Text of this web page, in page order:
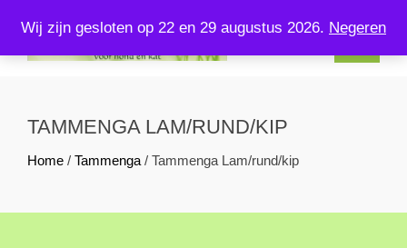
Wij zijn gesloten op 22 en 29 augustus 2026. Negeren
contentKOMPLEETVERSVOERENZO.NL
U kunt bij ons terecht voor kompleet vers voer voor uw hond en
TAMMENGA LAM/RUND/KIP
Home / Tammenga / Tammenga Lam/rund/kip